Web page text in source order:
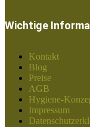
Wichtige
Kontakt
Blog
Preise
AGB
Hygiene-
Impressum